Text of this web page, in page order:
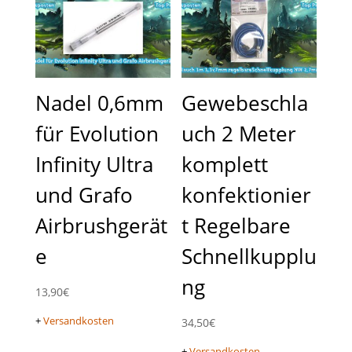
Nadel 0,6mm
für Evolution
Infinity Ultra
und Grafo
Airbrushgerät
e
13,90€
+Versandkosten
Gewebeschla
uch 2 Meter
komplett
konfektionier
t Regelbare
Schnellkupplu
ng
34,50€